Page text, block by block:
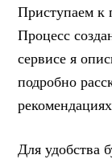
Приступаем к
Процесс
сервисе я
подробно
Для удобства